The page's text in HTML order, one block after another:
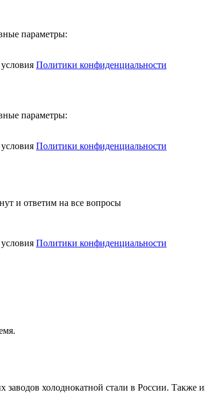
параметры:
Политики конфиденциальности
параметры:
Политики конфиденциальности
и ответим на все вопросы
Политики конфиденциальности
холоднокатной стали в России. Также